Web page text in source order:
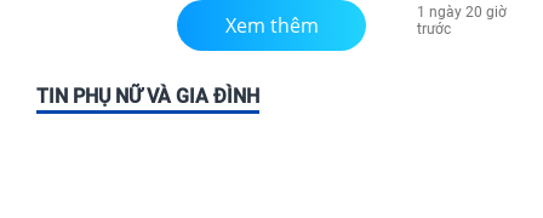
1 ngày 20 giờ
trước
Xem thêm
TIN PHỤ NỮ VÀ GIA ĐÌNH